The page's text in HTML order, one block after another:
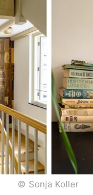
© Sonja Koller